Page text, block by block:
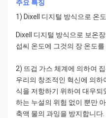
주요 특징
1) Dixell 디지털 방식으로 온
Dixell 디지털 방식으로 보온
섭씨 온도에 그것의 장 온도
2) 뜨겁 가스 체계에 의하여
우리의 창조적인 혁신에 의하
식을 저항하기 위하여 대우
하는 누설의 위험 없이 뿐만
축액 물의 과잉을 방지합니다.